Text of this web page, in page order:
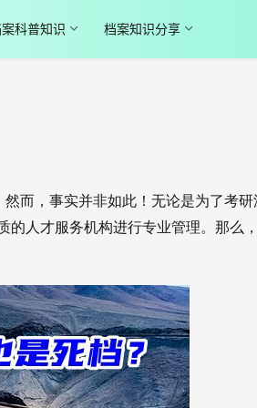
科普知识 档案知识分享
而，事实并非如此！无论是为了考研
的人才服务机构进行专业管理。那么